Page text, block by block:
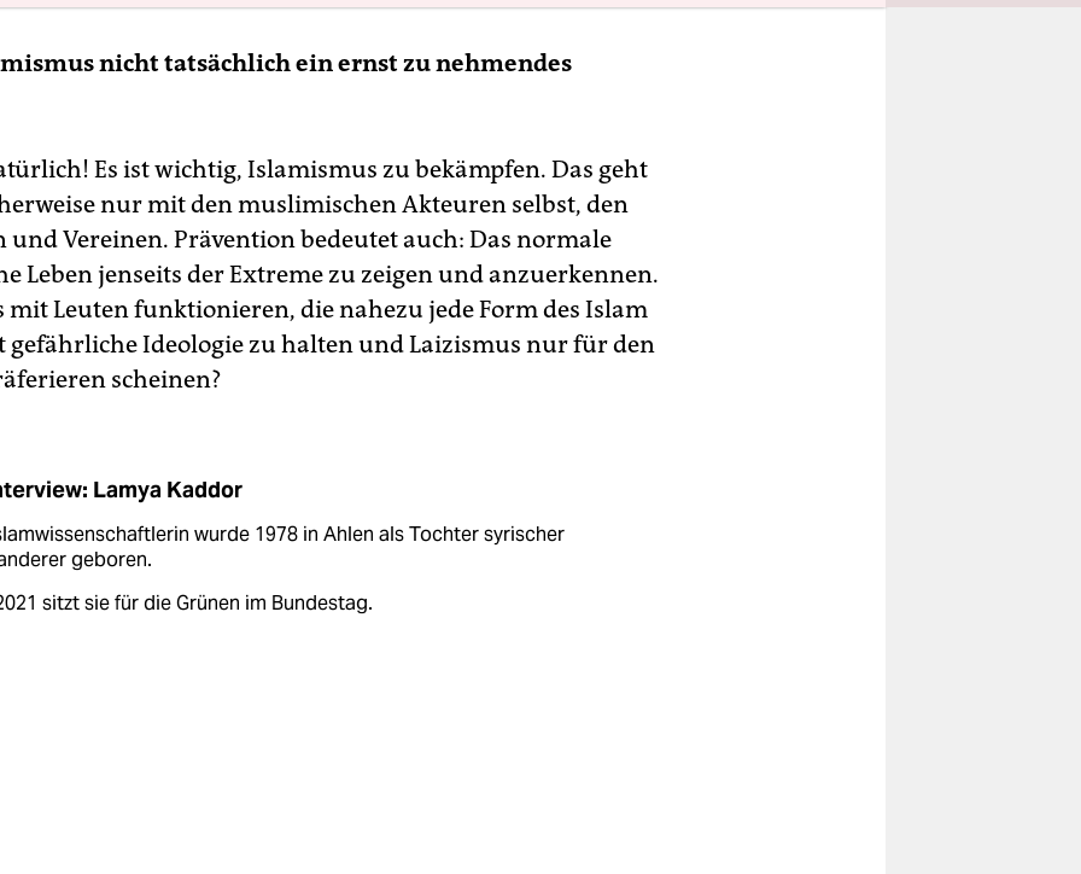
nicht tatsächlich ein ernst zu nehmendes
Es ist wichtig, Islamismus zu bekämpfen. Das geht
nur mit den muslimischen Akteuren selbst, den
und Vereinen. Prävention bedeutet auch: Das normale
Leben jenseits der Extreme zu zeigen und anzuerkennen.
mit Leuten funktionieren, die nahezu jede Form des Islam
gefährliche Ideologie zu halten und Laizismus nur für den
scheinen?
Lamya Kaddor
wurde 1978 in Ahlen als Tochter syrischer
geboren.
sitzt sie für die Grünen im Bundestag.